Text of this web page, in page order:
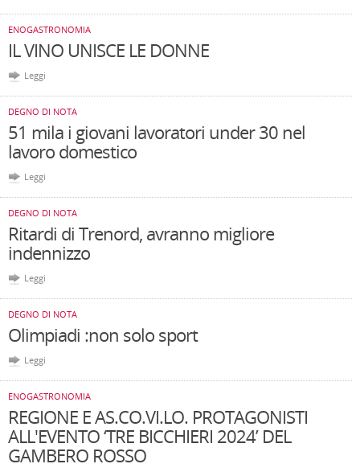
ENOGASTRONOMIA
IL VINO UNISCE LE DONNE
Leggi
DEGNO DI NOTA
51 mila i giovani lavoratori under 30 nel
lavoro domestico
Leggi
DEGNO DI NOTA
Ritardi di Trenord, avranno migliore
indennizzo
Leggi
DEGNO DI NOTA
Olimpiadi :non solo sport
Leggi
ENOGASTRONOMIA
REGIONE E AS.CO.VI.LO. PROTAGONISTI
ALL'EVENTO ‘TRE BICCHIERI 2024’ DEL
GAMBERO ROSSO